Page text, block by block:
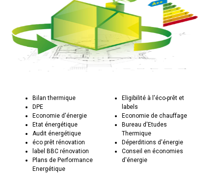
Bilan thermique
DPE
Economie d'énergie
Etat énergétique
Audit énergétique
éco prêt rénovation
label BBC rénovation
Plans de Performance
Energétique
Eligibilité à l'éco-prêt et
labels
Economie de chauffage
Bureau d'Etudes
Thermique
Déperditions d'énergie
Conseil en économies
d'énergie